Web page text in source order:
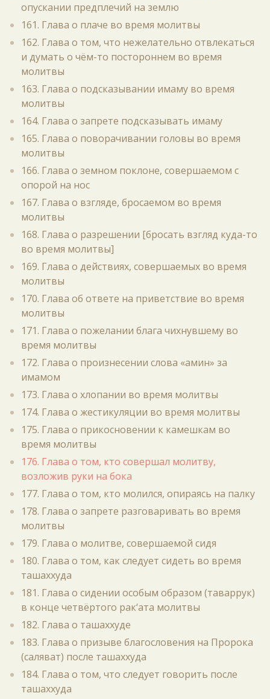
опускании предплечий на землю
161. Глава о плаче во время молитвы
162. Глава о том, что нежелательно отвлекаться
и думать о чём-то постороннем во время
молитвы
163. Глава о подсказывании имаму во время
молитвы
164. Глава о запрете подсказывать имаму
165. Глава о поворачивании головы во время
молитвы
166. Глава о земном поклоне, совершаемом с
опорой на нос
167. Глава о взгляде, бросаемом во время
молитвы
168. Глава о разрешении [бросать взгляд куда-то
во время молитвы]
169. Глава о действиях, совершаемых во время
молитвы
170. Глава об ответе на приветствие во время
молитвы
171. Глава о пожелании блага чихнувшему во
время молитвы
172. Глава о произнесении слова «амин» за
имамом
173. Глава о хлопании во время молитвы
174. Глава о жестикуляции во время молитвы
175. Глава о прикосновении к камешкам во
время молитвы
176. Глава о том, кто совершал молитву,
возложив руки на бока
177. Глава о том, кто молился, опираясь на палку
178. Глава о запрете разговаривать во время
молитвы
179. Глава о молитве, совершаемой сидя
180. Глава о том, как следует сидеть во время
ташаххуда
181. Глава о сидении особым образом (таваррук)
в конце четвёртого рак‘ата молитвы
182. Глава о ташаххуде
183. Глава о призыве благословения на Пророка
(саляват) после ташаххуда
184. Глава о том, что следует говорить после
ташаххуда